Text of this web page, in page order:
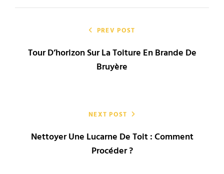
l’article
PREV POST
Tour D’horizon Sur La Toiture En Brande De
Bruyère
NEXT POST
Nettoyer Une Lucarne De Toit : Comment
Procéder ?